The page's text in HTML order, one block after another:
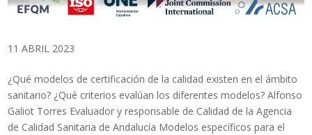
11 ABRIL 2023
¿Qué modelos de certificación de la calidad existen en el ámbito
sanitario? ¿Qué criterios evalúan los diferentes modelos? Alfonso
Galiot Torres Evaluador y responsable de Calidad de la Agencia
de Calidad Sanitaria de Andalucía Modelos específicos para el